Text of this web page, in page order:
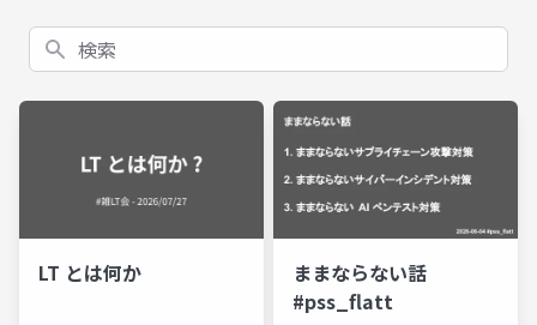
検索
LT とは何か
ままならない話
#pss_flatt